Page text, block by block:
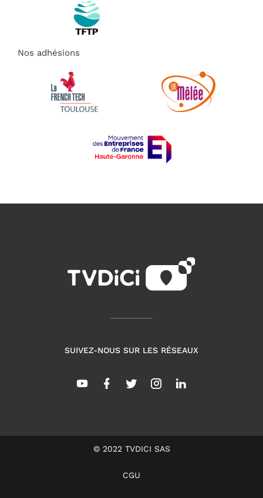
Nos adhésions
SUIVEZ-NOUS SUR LES RÉSEAUX
© 2022 TVDICI SAS
CGU